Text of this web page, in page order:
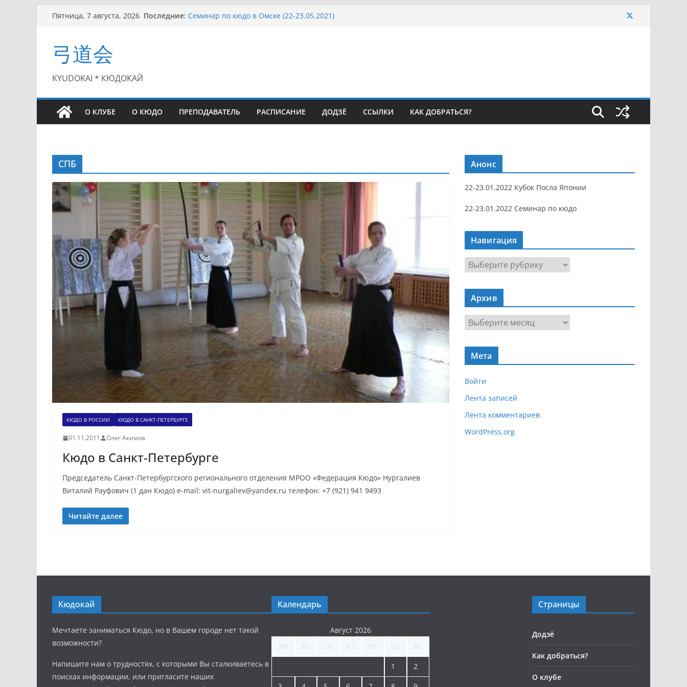
Перейти
Пятница, 7 августа, 2026 Последние: Семинар по кюдо в Омске (22-23.05.2021)
弓道会
KYUDOKAI * КЮДОКАЙ
О КЛУБЕ О КЮДО ПРЕПОДАВАТЕЛЬ РАСПИСАНИЕ ДОДЗЁ ССЫЛКИ КАК ДОБРАТЬСЯ?
СПБ
КЮДО В РОССИИ КЮДО В САНКТ-ПЕТЕРБУРГЕ
01.11.2011 Олег Акимов
Кюдо в Санкт-Петербурге
Председатель Санкт-Петербургского регионального отделения МРОО «Федерация Кюдо» Нургалиев
Виталий Рауфович (1 дан Кюдо) e-mail: vit-nurgaliev@yandex.ru телефон: +7 (921) 941 9493
Читайте далее
Анонс
22-23.01.2022 Кубок Посла Японии
22-23.01.2022 Семинар по кюдо
Навигация
Н
а
в
г
я
Архив
р
х
Мета
Войти
Лента записей
Лента комментариев
WordPress.org
Кюдокай
Мечтаете заниматься Кюдо, но в Вашем городе нет такой
возможности?
Напишите нам о трудностях, с которыми Вы сталкиваетесь в
поисках информации, или пригласите наших
Календарь
Август 2026
1 2
Страницы
Додзё
Как добраться?
О клубе